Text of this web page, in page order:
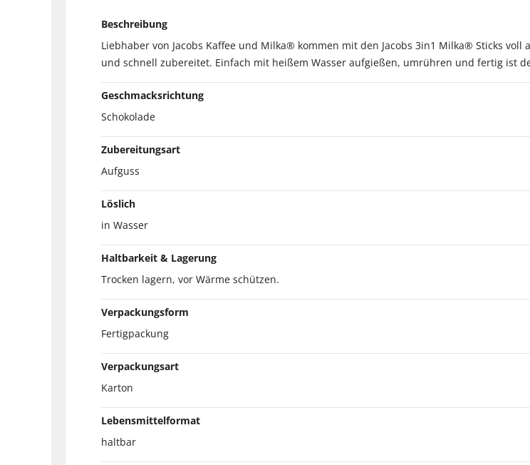
Beschreibung
Liebhaber von Jacobs Kaffee und Milka® kommen mit den Jacobs 3in1 Milka® Sticks
und schnell zubereitet. Einfach mit heißem Wasser aufgießen, umrühren und fertig ist
Geschmacksrichtung
Schokolade
Zubereitungsart
Aufguss
Löslich
in Wasser
Haltbarkeit & Lagerung
Trocken lagern, vor Wärme schützen.
Verpackungsform
Fertigpackung
Verpackungsart
Karton
Lebensmittelformat
haltbar